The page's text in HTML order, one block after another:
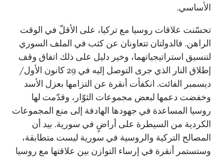
الأساسي.
تحسّنت علاقات روسيا مع تركيا، على الأقلّ في الوقت
الراهن. فالدولتان تتعاونان عن كثب في الملف السوري
لتنسيق استراتيجياتهما، وخير دليل على ذلك اتفاق وقف
إطلاق النار الذي جرى التوصل إليه في 29 كانون الأول/
ديسمبر الفائت. انكفأت أنقرة عن التزامها بعزل الأسد
وخفضت دعمها لبعض مجموعات الثوّار، وقدّمت لها
روسيا المساعدة في جهودها الهادفة إلى منع المجموعات
الكردية من السيطرة على أراضٍ في سورية. بيد أن
المصالح التركية والروسية في سورية ليست متطابقة،
وستستمر أنقرة في إرساء التوازن بين علاقتها مع روسيا